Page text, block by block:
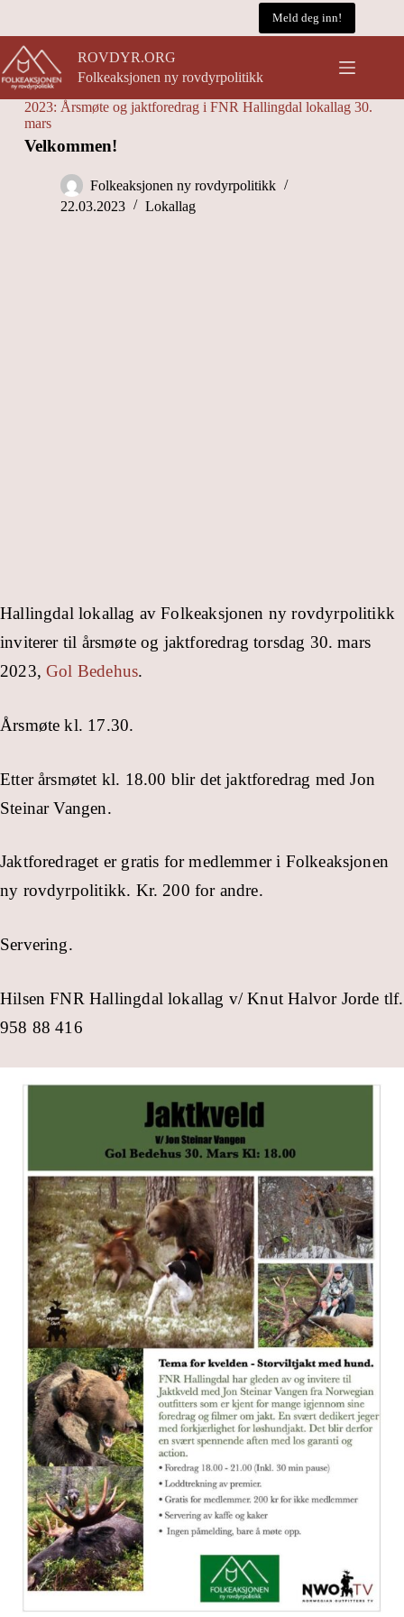
innholdet
Meld deg inn!
ROVDYR.ORG
Folkeaksjonen ny rovdyrpolitikk
2023: Årsmøte og jaktforedrag i FNR Hallingdal lokallag 30.
mars
Velkommen!
Folkeaksjonen ny rovdyrpolitikk
22.03.2023
Lokallag
Hallingdal lokallag av Folkeaksjonen ny rovdyrpolitikk
inviterer til årsmøte og jaktforedrag torsdag 30. mars
2023,Gol Bedehus.
Årsmøte kl. 17.30.
Etter årsmøtet kl. 18.00 blir det jaktforedrag med Jon
Steinar Vangen.
Jaktforedraget er gratis for medlemmer i Folkeaksjonen
ny rovdyrpolitikk. Kr. 200 for andre.
Servering.
Hilsen FNR Hallingdal lokallag v/ Knut Halvor Jorde tlf.
958 88 416